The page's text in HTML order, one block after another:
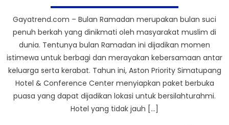
Gayatrend.com – Bulan Ramadan merupakan bulan suci
penuh berkah yang dinikmati oleh masyarakat muslim di
dunia. Tentunya bulan Ramadan ini dijadikan momen
istimewa untuk berbagi dan merayakan kebersamaan antar
keluarga serta kerabat. Tahun ini, Aston Priority Simatupang
Hotel & Conference Center menyiapkan paket berbuka
puasa yang dapat dijadikan lokasi untuk bersilahturahmi.
Hotel yang tidak jauh […]